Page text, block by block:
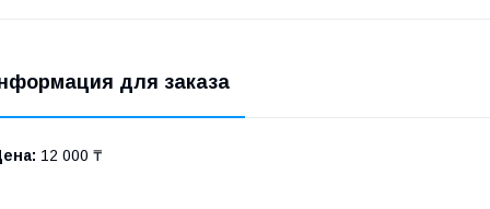
для заказа
12 000 ₸